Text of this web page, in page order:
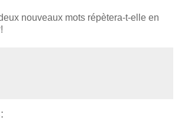
nouveaux mots répètera-t-elle en